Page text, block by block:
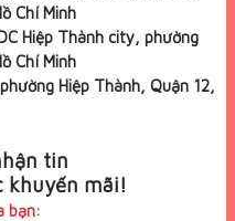
Chí Minh
Hiệp Thành city, phường
Chí Minh
Hiệp Thành, Quận 12,
tin
khuyến mãi!
bạn: